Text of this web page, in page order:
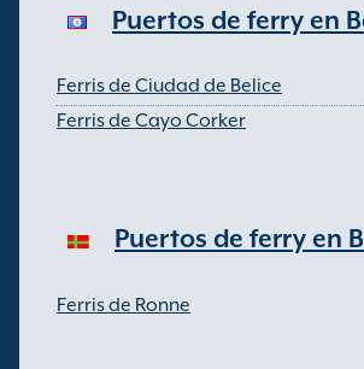
Puertos de ferry en
Ferris de Ciudad de Belice
Ferris de Cayo Corker
Puertos de ferry en
Ferris de Ronne